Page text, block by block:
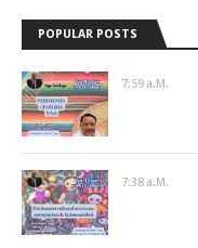
POPULAR POSTS
7:59 A.m.
7:38 A.m.